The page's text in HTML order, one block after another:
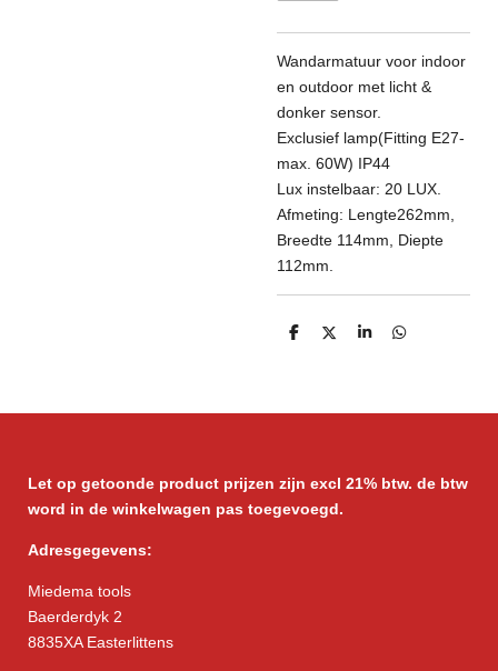
Wandarmatuur voor indoor
en outdoor met licht &
donker sensor.
Exclusief lamp(Fitting E27-
max. 60W) IP44
Lux instelbaar: 20 LUX.
Afmeting: Lengte262mm,
Breedte 114mm, Diepte
112mm.
D
D
S
D
Let op getoonde product prijzen zijn excl 21% btw. de btw
word in de winkelwagen pas toegevoegd.
Adresgegevens:
Miedema tools
Baerderdyk 2
8835XA Easterlittens